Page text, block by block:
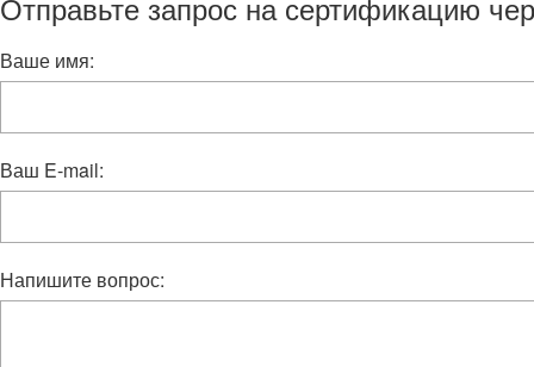
Ваше имя:
Ваш E-mail:
Напишите вопрос: